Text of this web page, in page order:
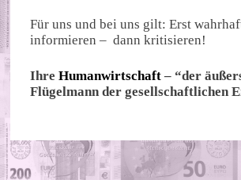
Für uns und bei uns gilt: Erst
informieren – dann kritisieren!
IhreHumanwirtschaft – “der
Flügelmann der gesellschaftlichen